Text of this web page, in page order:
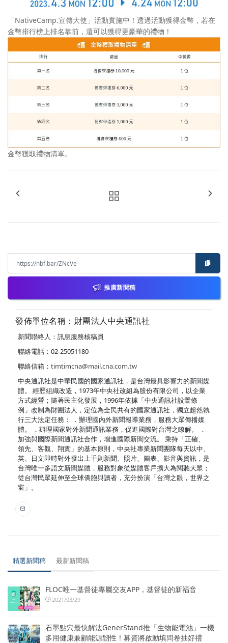
「NativeCamp.宣傳大使」活動實施中！透過活動獲得金幣，若在
金幣排行榜上排名靠前，還可以獲得更豪華的禮物！
金幣獲取禮物清單。
推廣新聞稿
發佈單位名稱：財團法人中央通訊社
新聞聯絡人：訊息服務核稿員
聯絡電話：02-25051180
聯絡信箱： timtimcna@mail.cna.com.tw
中央通訊社是中華民國的國家通訊社，是台灣最具影響力的新聞媒
體。 經歷組織改造，1973年中央社改組為股份有限公司，以企業
方式經營；隨著民主化發展，1996年依據「中央通訊社設置條
例」改制為財團法人，定位為全民共有的國家通訊社，獨立超然執
行三大法定任務： ．辦理國內外新聞報導業務，服務大眾傳播媒
體。 ．辦理國家對外新聞通訊業務，促進國際對台灣之瞭解。 ．
加強與國際新聞通訊社合作，增進國際新聞交流。 秉持「正確、
領先、客觀、翔實」的基本原則，中央社專業新聞團隊每天以中、
英、日文即時對外發出上千則新聞、照片、圖表、影音與資訊，是
台灣唯一多語文新聞媒體，服務對象從媒體客戶擴大為閱聽大眾；
從台灣民眾延伸至全球僑胞與讀者，充分扮演「台灣之眼，世界之
窗」。
精選新聞稿 最新新聞稿
FLOC唯一基督徒專屬交友APP，基督徒的新福音
2021/03/29
石墨點穴最快解法GenerStand推「生物能電池」一機
多用健康兼顧能源韌性！募資將啟動填問卷抽好禮